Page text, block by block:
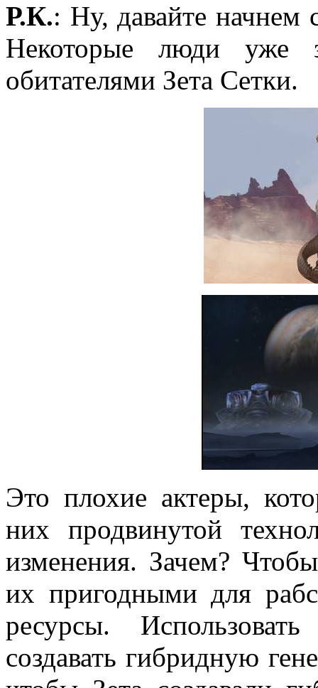
Р.К.: Ну, давайте начнем
Некоторые люди
обитателями Зета Сетки.
Это плохие актеры,
них продвинутой
изменения. Зачем?
их пригодными для
ресурсы.
создавать гибридную